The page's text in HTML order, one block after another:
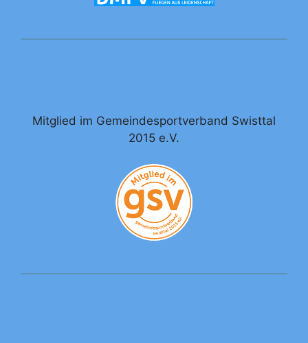
Mitglied im Gemeindesportverband Swisttal
2015 e.V.